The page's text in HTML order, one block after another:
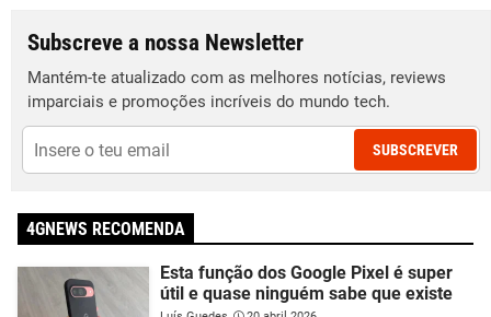
Subscreve a nossa Newsletter
Mantém-te atualizado com as melhores notícias, reviews
imparciais e promoções incríveis do mundo tech.
SUBSCREVER
4GNEWS RECOMENDA
Esta função dos Google Pixel é super
útil e quase ninguém sabe que existe